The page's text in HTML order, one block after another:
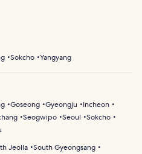
Sokcho Yangyang
Goseong Gyeongju
Incheon
Seogwipo Seoul
Sokcho
Jeolla South Gyeongsang